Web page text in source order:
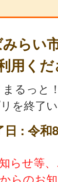
らい
用く
まるっと
を終了い
: 令和
らせ等